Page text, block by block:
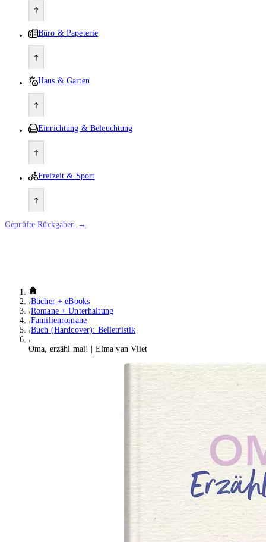
Büro & Papeterie
Haus & Garten
Einrichtung & Beleuchtung
Freizeit & Sport
Geprüfte Rückgaben →
Bücher + eBooks
Romane + Unterhaltung
Familienromane
Buch (Hardcover): Belletristik
Oma, erzähl mal! | Elma van Vliet